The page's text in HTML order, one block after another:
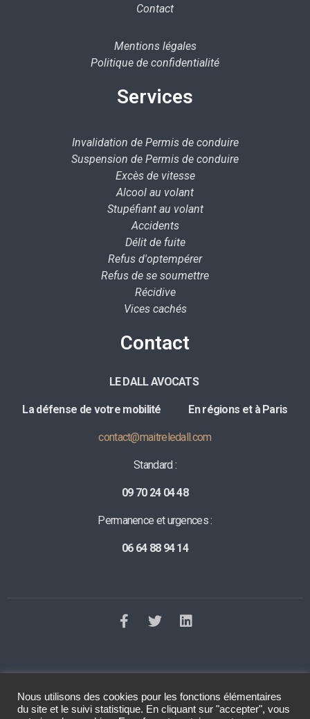
Contact
Mentions légales
Politique de confidentialité
Services
Invalidation de Permis de conduire
Suspension de Permis de conduire
Excès de vitesse
Alcool au volant
Stupéfiant au volant
Accidents
Délit de fuite
Refus d'optempérer
Refus de se soumettre
Récidive
Vices cachés
Contact
LE DALL AVOCATS
La défense de votre mobilité En régions et à Paris
contact@maitreledall.com
Standard :
09 70 24 04 48
Permanence et urgences :
06 64 88 94 14
©2023 Tous droits réservésLe Dall Avocat . RéalisationRaphaelle
Nous utilisons des cookies pour les fonctions élémentaires
du site et le suivi statistique. En cliquant sur "accepter", vous